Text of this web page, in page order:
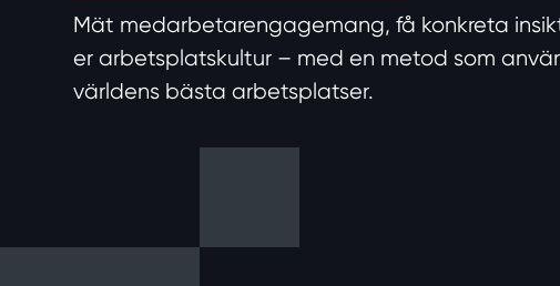
Mät medarbetarengagemang, få konkreta
er arbetsplatskultur – med en metod som
världens bästa arbetsplatser.